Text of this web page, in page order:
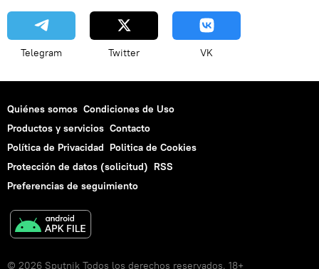
Telegram Twitter VK
Quiénes somos Condiciones de Uso
Productos y servicios Contacto
Política de Privacidad Politica de Cookies
Protección de datos (solicitud) RSS
Preferencias de seguimiento
© 2026 Sputnik Todos los derechos reservados. 18+